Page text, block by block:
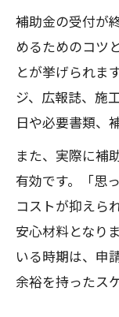
補助金の受付が
めるためのコツ
とが挙げられま
ジ、広報誌、施
日や必要書類、
また、実際に補
有効です。「思
コストが抑えら
安心材料となり
いる時期は、申
余裕を持ったス